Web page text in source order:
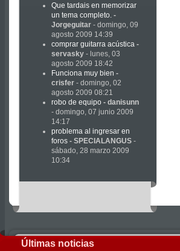
Que tardais en memorizar
un tema completo. -
Jorgeguitar - domingo, 09
agosto 2009 14:39
comprar guitarra acústica -
servasky - lunes, 03
agosto 2009 18:42
Funciona muy bien -
crisfer - domingo, 02
agosto 2009 08:21
robo de equipo - danisunn
- domingo, 07 junio 2009
14:17
problema al ingresar en
foros - SPECIALANGUS -
sábado, 28 marzo 2009
10:34
Últimas noticias